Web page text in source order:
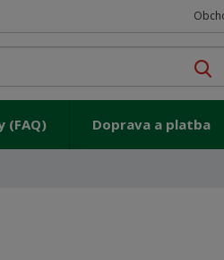
(FAQ) Doprava a platba